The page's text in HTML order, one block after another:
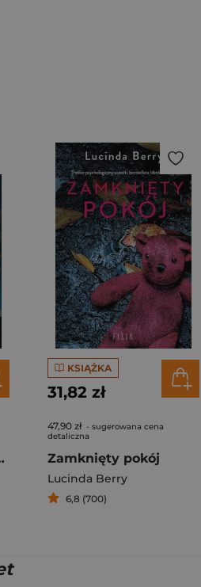
wyd. 2
KSIĄŻKA
31,82 zł
47,90 zł - sugerowana cena
detaliczna
Zamknięty pokój
Lucinda Berry
6,8 (700)